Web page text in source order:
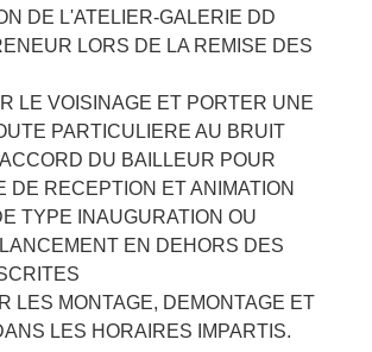
DE L'ATELIER-GALERIE DD
LORS DE LA REMISE DES
LE VOISINAGE ET PORTER UNE
PARTICULIERE AU BRUIT
DU BAILLEUR POUR
DE RECEPTION ET ANIMATION
TYPE INAUGURATION OU
EN DEHORS DES
LES MONTAGE, DEMONTAGE ET
LES HORAIRES IMPARTIS.